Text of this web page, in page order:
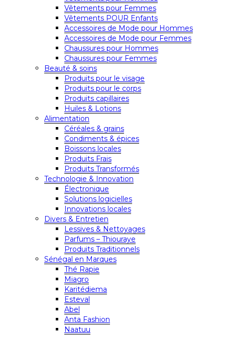
Vêtements pour Femmes
Vêtements POUR Enfants
Accessoires de Mode pour Hommes
Accessoires de Mode pour Femmes
Chaussures pour Hommes
Chaussures pour Femmes
Beauté & soins
Produits pour le visage
Produits pour le corps
Produits capillaires
Huiles & Lotions
Alimentation
Céréales & grains
Condiments & épices
Boissons locales
Produits Frais
Produits Transformés
Technologie & Innovation
Électronique
Solutions logicielles
Innovations locales
Divers & Entretien
Lessives & Nettoyages
Parfums – Thiouraye
Produits Traditionnels
Sénégal en Marques
Thé Rapie
Miagro
Karitédiema
Esteval
Abel
Anta Fashion
Naatuu